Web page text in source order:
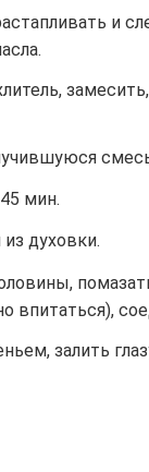
и
мин.
духовки.
впитаться),
залить